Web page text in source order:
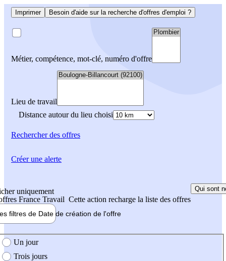
Imprimer Besoin d'aide sur la recherche d'offres d'emploi ?
Métier, compétence, mot-clé, numéro d'offre
Lieu de travail
Distance autour du lieu choisi
Rechercherdes offres
uniquement
France Travail Cette action recharge la liste des offres
Qui sont
filtres de Date de création de l'offre
création de l'offre
Un jour
Trois jours
Créer une alerte